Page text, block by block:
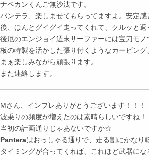
ナベカンくんご無沙汰です。
パンテラ、楽しませてもらってますよ。安定
後、ほんとグイグイ走ってくれて、クルッと返
後厄のエンジョイ週末サーファーには宝刀モノ
板の特製を活かした張り付くようなカービン
まぁ楽しみながら頑張ります。
また連絡します。
Mさん、インプレありがとうございます！！！
波乗りの頻度が増えたのは素晴らしいですね！
当初の計画通りじゃあないですか☆
Panteraはおっしゃる通りで、走る割にかなり
タイミングが合ってくれば、これほど武器にな